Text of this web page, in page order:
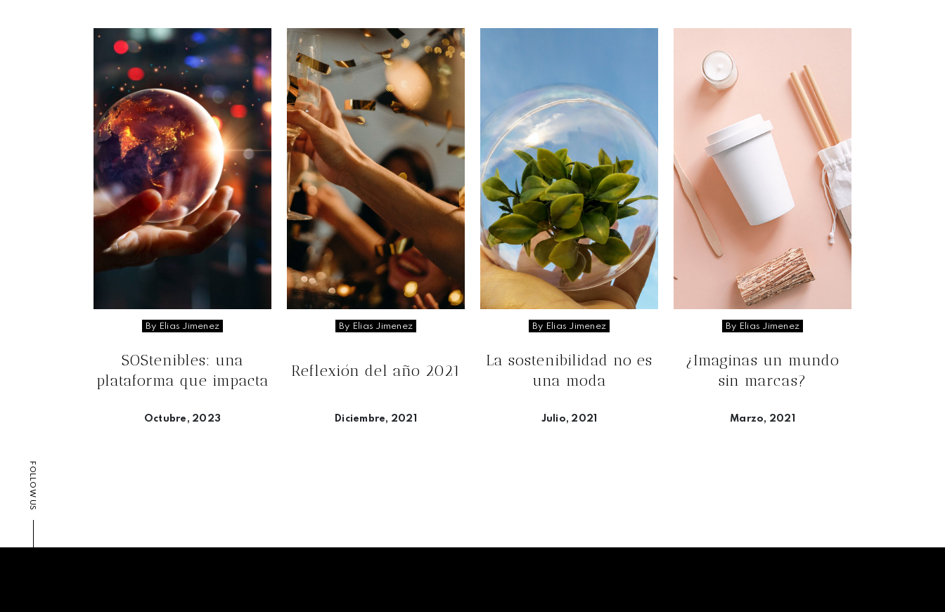
By Elias Jimenez
SOStenibles: una
plataforma que impacta
Octubre, 2023
By Elias Jimenez
Reflexión del año 2021
Diciembre, 2021
By Elias Jimenez
La sostenibilidad no es
una moda
Julio, 2021
By Elias Jimenez
¿Imaginas un mundo
sin marcas?
Marzo, 2021
FOLLOW US